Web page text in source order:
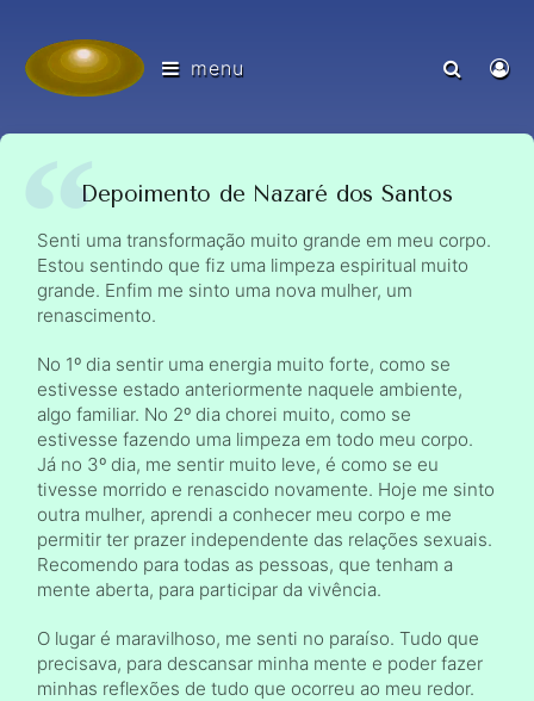
menu
Depoimento de Nazaré dos Santos
Senti uma transformação muito grande em meu corpo.
Estou sentindo que fiz uma limpeza espiritual muito
grande. Enfim me sinto uma nova mulher, um
renascimento.
No 1º dia sentir uma energia muito forte, como se
estivesse estado anteriormente naquele ambiente,
algo familiar. No 2º dia chorei muito, como se
estivesse fazendo uma limpeza em todo meu corpo.
Já no 3º dia, me sentir muito leve, é como se eu
tivesse morrido e renascido novamente. Hoje me sinto
outra mulher, aprendi a conhecer meu corpo e me
permitir ter prazer independente das relações sexuais.
Recomendo para todas as pessoas, que tenham a
mente aberta, para participar da vivência.
O lugar é maravilhoso, me senti no paraíso. Tudo que
precisava, para descansar minha mente e poder fazer
minhas reflexões de tudo que ocorreu ao meu redor.